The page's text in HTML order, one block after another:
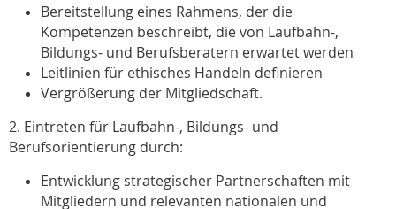
Bereitstellung eines Rahmens, der die
Kompetenzen beschreibt, die von Laufbahn-,
Bildungs- und Berufsberatern erwartet werden
Leitlinien für ethisches Handeln definieren
Vergrößerung der Mitgliedschaft.
2. Eintreten für Laufbahn-, Bildungs- und
Berufsorientierung durch:
Entwicklung strategischer Partnerschaften mit
Mitgliedern und relevanten nationalen und